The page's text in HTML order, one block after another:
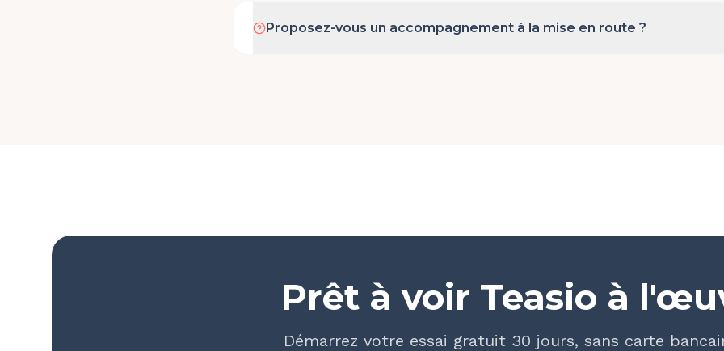
Proposez-vous un accompagnement à la mise en route ?
Prêt à voir Teasio à
Démarrez votre essai gratuit 30 jours, sans carte